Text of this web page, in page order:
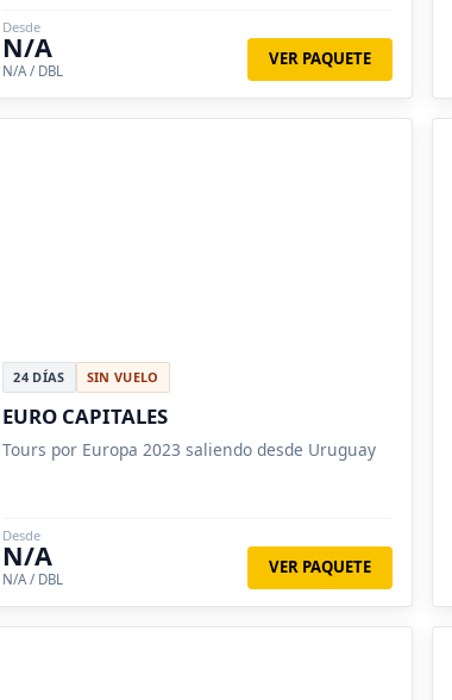
Desde
N/A
N/A / DBL
VER PAQUETE
24 DÍAS SIN VUELO
EURO CAPITALES
Tours por Europa 2023 saliendo desde Uruguay
Desde
N/A
N/A / DBL
VER PAQUETE